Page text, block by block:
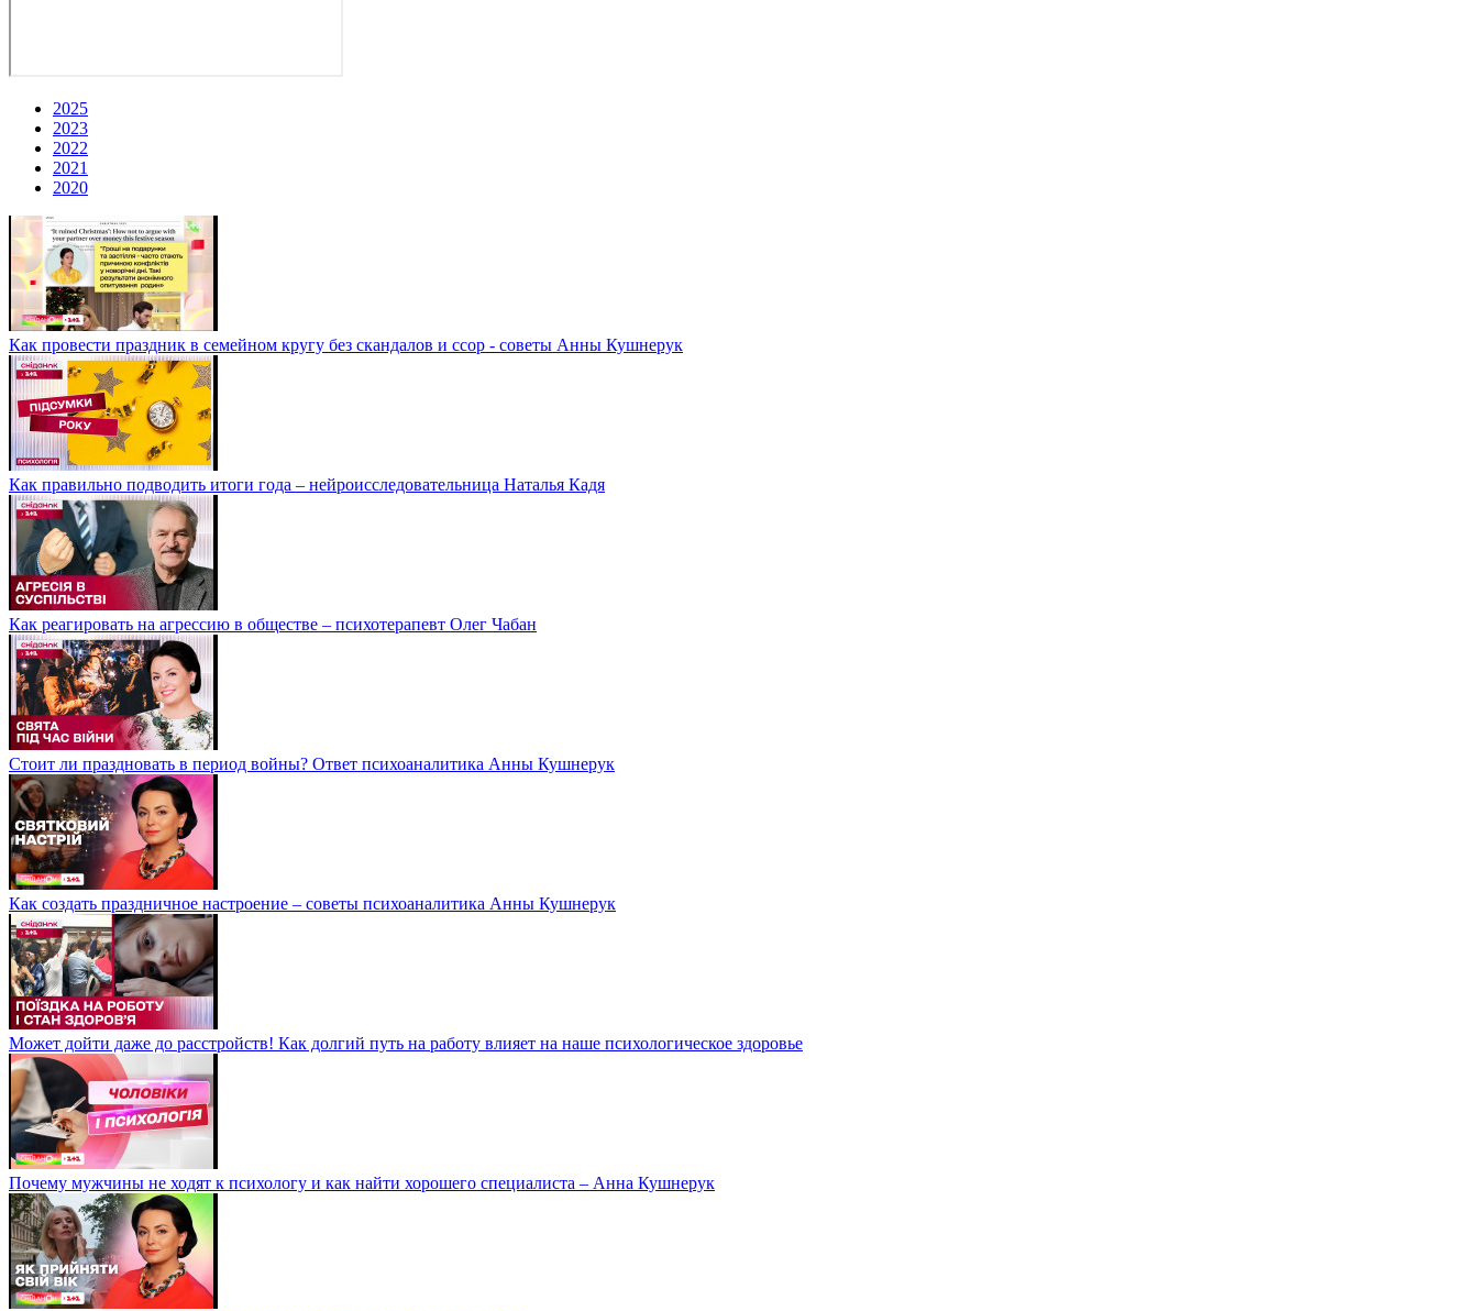
2025
2023
2022
2021
2020
Как провести праздник в семейном кругу без скандалов и ссор - советы Анны Кушнерук
Как правильно подводить итоги года – нейроисследовательница Наталья Кадя
Как реагировать на агрессию в обществе – психотерапевт Олег Чабан
Стоит ли праздновать в период войны? Ответ психоаналитика Анны Кушнерук
Как создать праздничное настроение – советы психоаналитика Анны Кушнерук
Может дойти даже до расстройств! Как долгий путь на работу влияет на наше психологическое здоровье
Почему мужчины не ходят к психологу и как найти хорошего специалиста – Анна Кушнерук